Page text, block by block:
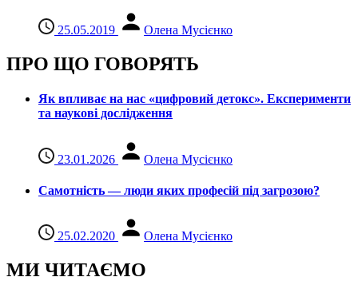
25.05.2019 Олена Мусієнко
ПРО ЩО ГОВОРЯТЬ
Як впливає на нас «цифровий детокс». Експерименти
та наукові дослідження
23.01.2026 Олена Мусієнко
Самотність — люди яких професій під загрозою?
25.02.2020 Олена Мусієнко
МИ ЧИТАЄМО